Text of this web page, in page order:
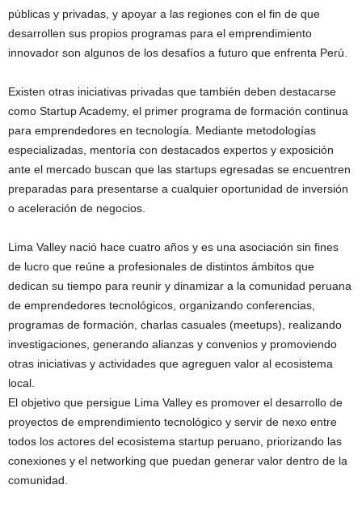
públicas y privadas, y apoyar a las regiones con el fin de que
desarrollen sus propios programas para el emprendimiento
innovador son algunos de los desafíos a futuro que enfrenta Perú.
Existen otras iniciativas privadas que también deben destacarse
como Startup Academy, el primer programa de formación continua
para emprendedores en tecnología. Mediante metodologías
especializadas, mentoría con destacados expertos y exposición
ante el mercado buscan que las startups egresadas se encuentren
preparadas para presentarse a cualquier oportunidad de inversión
o aceleración de negocios.
Lima Valley nació hace cuatro años y es una asociación sin fines
de lucro que reúne a profesionales de distintos ámbitos que
dedican su tiempo para reunir y dinamizar a la comunidad peruana
de emprendedores tecnológicos, organizando conferencias,
programas de formación, charlas casuales (meetups), realizando
investigaciones, generando alianzas y convenios y promoviendo
otras iniciativas y actividades que agreguen valor al ecosistema
local.
El objetivo que persigue Lima Valley es promover el desarrollo de
proyectos de emprendimiento tecnológico y servir de nexo entre
todos los actores del ecosistema startup peruano, priorizando las
conexiones y el networking que puedan generar valor dentro de la
comunidad.